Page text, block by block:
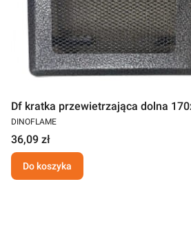
Df kratka przewietrzająca dolna
DINOFLAME
36,09 zł
Do koszyka